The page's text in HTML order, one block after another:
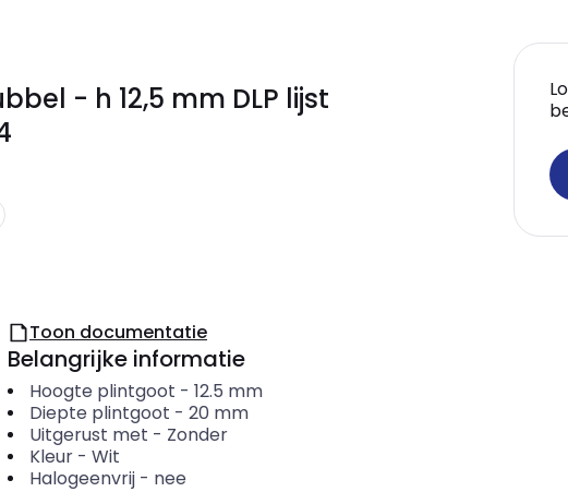
- h 12,5 mm DLP lijst
Toon documentatie
Belangrijke informatie
Hoogte plintgoot - 12.5 mm
Diepte plintgoot - 20 mm
Uitgerust met - Zonder
Kleur- Wit
Halogeenvrij- nee